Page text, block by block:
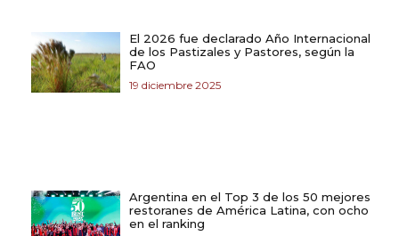
El 2026 fue declarado Año Internacional
de los Pastizales y Pastores, según la
FAO
19 diciembre 2025
Argentina en el Top 3 de los 50 mejores
restoranes de América Latina, con ocho
en el ranking